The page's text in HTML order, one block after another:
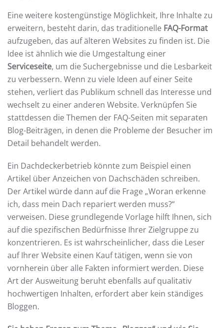
Eine weitere kostengünstige Möglichkeit, Ihre Inhalte zu
erweitern, besteht darin, das traditionelle FAQ-Format
aufzugeben, das auf älteren Websites zu finden ist. Die
Idee ist ähnlich wie die Umgestaltung einer
Serviceseite, um die Suchergebnisse und die Lesbarkeit
zu verbessern. Wenn zu viele Ideen auf einer Seite
stehen, verliert das Publikum schnell das Interesse und
wechselt zu einer anderen Website. Verknüpfen Sie
stattdessen die Themen der FAQ-Seiten mit separaten
Blog-Beiträgen, in denen die Probleme der Besucher im
Detail behandelt werden.
Ein Dachdeckerbetrieb könnte zum Beispiel einen
Artikel über Anzeichen von Dachschäden schreiben.
Der Artikel würde dann auf die Frage „Woran erkenne
ich, dass mein Dach repariert werden muss?“
verweisen. Diese grundlegende Vorlage hilft Ihnen, sich
auf die spezifischen Bedürfnisse Ihrer Zielgruppe zu
konzentrieren. Es ist wahrscheinlicher, dass die Leser
auf Ihrer Website einen Kauf tätigen, wenn sie von
vornherein über alle Fakten informiert werden. Diese
Art der Ausweitung beruht ebenfalls auf qualitativ
hochwertigen Inhalten, erfordert aber kein ständiges
Bloggen.